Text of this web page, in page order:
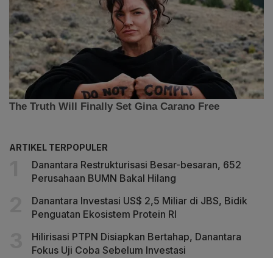
ARTIKEL TERPOPULER
Danantara Restrukturisasi Besar-besaran, 652
Perusahaan BUMN Bakal Hilang
Danantara Investasi US$ 2,5 Miliar di JBS, Bidik
Penguatan Ekosistem Protein RI
Hilirisasi PTPN Disiapkan Bertahap, Danantara
Fokus Uji Coba Sebelum Investasi